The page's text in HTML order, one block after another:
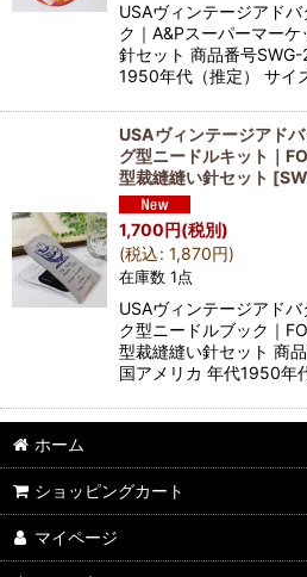
USAヴィンテージアド
ク｜A&Pスーパーマー
針セット 商品番号
1950年代（推定） サイ
USAヴィンテージアド
グ型ニードルキット｜
型裁縫縫い針セット [
1,700円(税別)
(税込: 1,870円)
在庫数 1点
USAヴィンテージアド
ク型ニードルブック｜
型裁縫縫い針セット 商
国アメリカ 年代1950年
ホーム
ショッピングカート
マイページ